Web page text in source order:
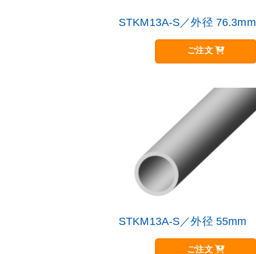
STKM13A-S／外径 76.3mm
ご注文
STKM13A-S／外径 55mm
ご注文